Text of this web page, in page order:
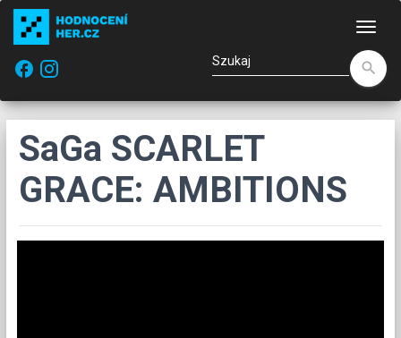
facebook
search
SaGa SCARLET
GRACE: AMBITIONS